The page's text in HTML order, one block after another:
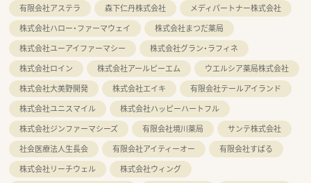
有限会社アステラ
森下仁丹株式会社
メディパートナー株式会社
株式会社ハロー・ファーマウェイ
株式会社まつだ薬局
株式会社ユーアイファーマシー
株式会社グラン・ラフィネ
株式会社ロイン
株式会社アールピーエム
ウエルシア薬局株式会社
株式会社大美野開発
株式会社エイキ
有限会社テールアイランド
株式会社ユニスマイル
株式会社ハッピーハートフル
株式会社ジンファーマシーズ
有限会社境川薬局
サンテ株式会社
社会医療法人生長会
有限会社アイティーオー
有限会社すばる
株式会社リーチウェル
株式会社ウィング